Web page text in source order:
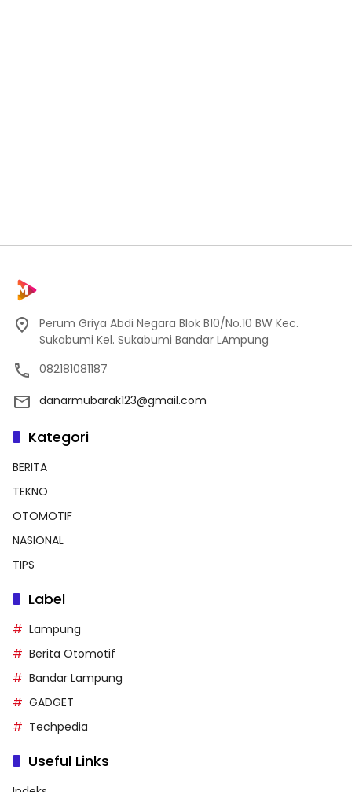
Perum Griya Abdi Negara Blok B10/No.10 BW Kec.
Sukabumi Kel. Sukabumi Bandar LAmpung
082181081187
danarmubarak123@gmail.com
Kategori
BERITA
TEKNO
OTOMOTIF
NASIONAL
TIPS
Label
Lampung
Berita Otomotif
Bandar Lampung
GADGET
Techpedia
Useful Links